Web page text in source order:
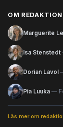
OM
Marguerite
Isa Stenstedt
Dorian Lavol
Pia Luuka —
Läs mer om